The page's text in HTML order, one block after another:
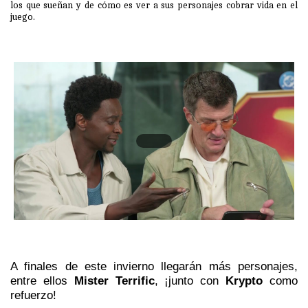
los que sueñan y de cómo es ver a sus personajes cobrar vida en el
juego.
A finales de este invierno llegarán más personajes,
entre ellos Mister Terrific, ¡junto con Krypto como
refuerzo!